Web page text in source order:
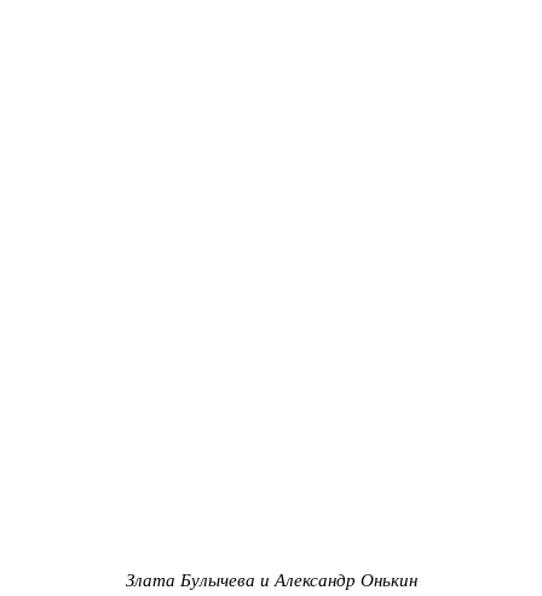
Злата Булычева и Александр Онькин